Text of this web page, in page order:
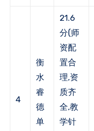
4
衡
水
睿
德
单
21.6
分(师
资配
置合
理,资
质齐
全,教
学针